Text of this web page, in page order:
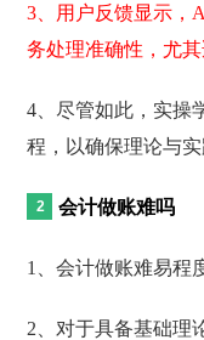
3、用户反馈显示，
务处理准确性，尤
4、尽管如此，实操
程，以确保理论与
会计做账难吗
1、会计做账难易程
2、对于具备基础理